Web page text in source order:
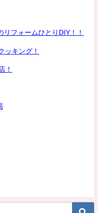
フォームひとりDIY！！
ッキング！
！